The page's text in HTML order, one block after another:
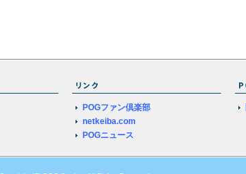
POGファン倶楽部
netkeiba.com
POGニュース